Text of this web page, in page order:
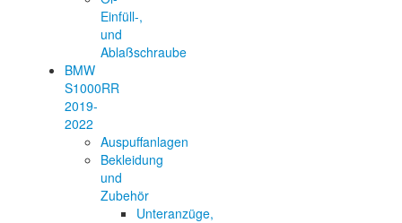
Einfüll-,
und
Ablaßschraube
BMW
S1000RR
2019-
2022
Auspuffanlagen
Bekleidung
und
Zubehör
Unteranzüge,